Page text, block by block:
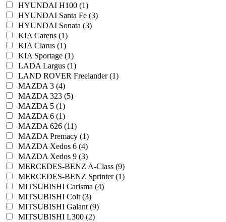
HYUNDAI H100 (1)
HYUNDAI Santa Fe (3)
HYUNDAI Sonata (3)
KIA Carens (1)
KIA Clarus (1)
KIA Sportage (1)
LADA Largus (1)
LAND ROVER Freelander (1)
MAZDA 3 (4)
MAZDA 323 (5)
MAZDA 5 (1)
MAZDA 6 (1)
MAZDA 626 (11)
MAZDA Premacy (1)
MAZDA Xedos 6 (4)
MAZDA Xedos 9 (3)
MERCEDES-BENZ A-Class (9)
MERCEDES-BENZ Sprinter (1)
MITSUBISHI Carisma (4)
MITSUBISHI Colt (3)
MITSUBISHI Galant (9)
MITSUBISHI L300 (2)